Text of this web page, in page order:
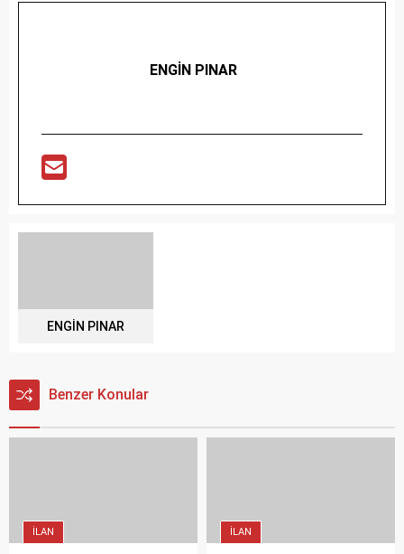
ENGİN PINAR
ENGİN PINAR
Benzer Konular
İLAN İLAN